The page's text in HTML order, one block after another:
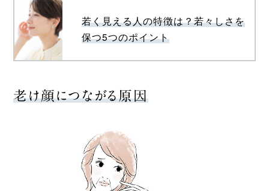
若く見える人の特徴は？若々しさを
保つ5つのポイント
老け顔につながる原因